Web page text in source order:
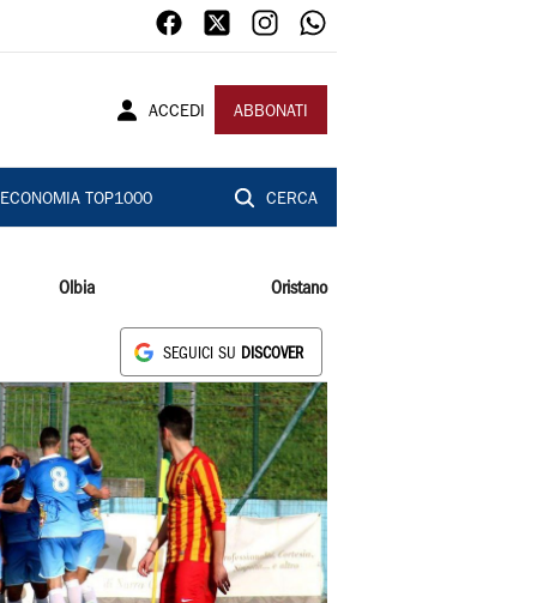
ACCEDI ABBONATI
ECONOMIA TOP1000 CERCA
Olbia Oristano
SEGUICI SU DISCOVER